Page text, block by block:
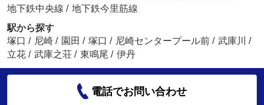
地下鉄中央線 / 地下鉄今里筋線
駅から探す
塚口 / 尼崎 / 園田 / 塚口 / 尼崎センタープール前 / 武庫川 /
立花 / 武庫之荘 / 東鳴尾 / 伊丹
電話でお問い合わせ